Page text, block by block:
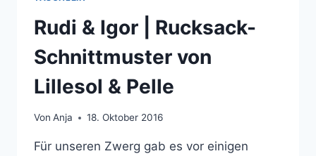
Rudi & Igor | Rucksack-
Schnittmuster von
Lillesol & Pelle
Von Anja 18. Oktober 2016
Für unseren Zwerg gab es vor einigen